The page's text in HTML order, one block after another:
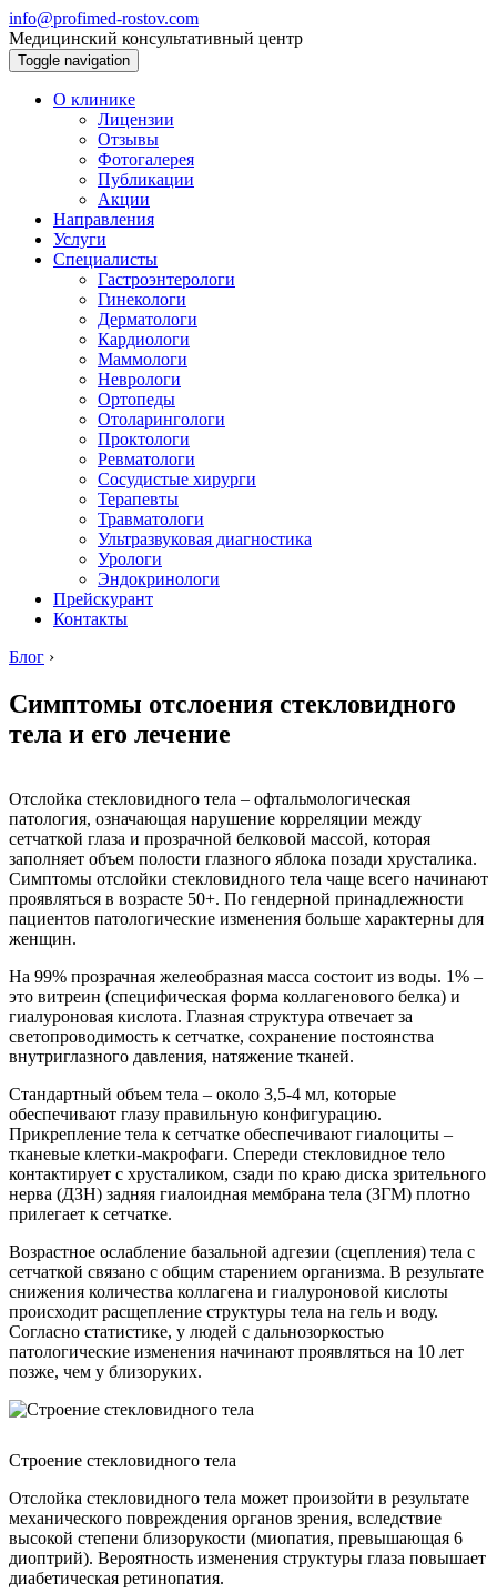
info@profimed-rostov.com
Медицинский консультативный центр
Toggle navigation
О клинике
Лицензии
Отзывы
Фотогалерея
Публикации
Акции
Направления
Услуги
Специалисты
Гастроэнтерологи
Гинекологи
Дерматологи
Кардиологи
Маммологи
Неврологи
Ортопеды
Отоларингологи
Проктологи
Ревматологи
Сосудистые хирурги
Терапевты
Травматологи
Ультразвуковая диагностика
Урологи
Эндокринологи
Прейскурант
Контакты
Блог ›
Симптомы отслоения стекловидного
тела и его лечение
Отслойка стекловидного тела – офтальмологическая
патология, означающая нарушение корреляции между
сетчаткой глаза и прозрачной белковой массой, которая
заполняет объем полости глазного яблока позади хрусталика.
Симптомы отслойки стекловидного тела чаще всего начинают
проявляться в возрасте 50+. По гендерной принадлежности
пациентов патологические изменения больше характерны для
женщин.
На 99% прозрачная желеобразная масса состоит из воды. 1% –
это витреин (специфическая форма коллагенового белка) и
гиалуроновая кислота. Глазная структура отвечает за
светопроводимость к сетчатке, сохранение постоянства
внутриглазного давления, натяжение тканей.
Стандартный объем тела – около 3,5-4 мл, которые
обеспечивают глазу правильную конфигурацию.
Прикрепление тела к сетчатке обеспечивают гиалоциты –
тканевые клетки-макрофаги. Спереди стекловидное тело
контактирует с хрусталиком, сзади по краю диска зрительного
нерва (ДЗН) задняя гиалоидная мембрана тела (ЗГМ) плотно
прилегает к сетчатке.
Возрастное ослабление базальной адгезии (сцепления) тела с
сетчаткой связано с общим старением организма. В результате
снижения количества коллагена и гиалуроновой кислоты
происходит расщепление структуры тела на гель и воду.
Согласно статистике, у людей с дальнозоркостью
патологические изменения начинают проявляться на 10 лет
позже, чем у близоруких.
Строение стекловидного тела
Отслойка стекловидного тела может произойти в результате
механического повреждения органов зрения, вследствие
высокой степени близорукости (миопатия, превышающая 6
диоптрий). Вероятность изменения структуры глаза повышает
диабетическая ретинопатия.